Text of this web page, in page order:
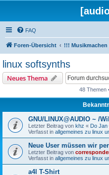
FAQ
Foren-Übersicht !!!
linux softsynths
Neues Thema
48 Themen
GNU/LINUX@AUDIO ~ /
Letzter Beitrag von khz « Do Jan
Verfasst in allgemeines zu linux
Neue User müssen wir
Letzter Beitrag von
Verfasst in allgemeines zu linux
a4l T-Shirt